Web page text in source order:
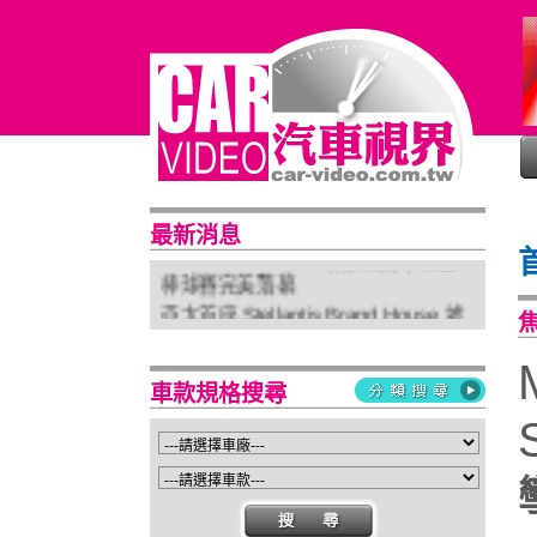
最新消息
進化未來
「HOME RUN」少棒第三屆中華盃
棒球賽完美落幕
亞太首座 Stellantis Brand House 據
點台中亮相
Isuzu屏東2S新據點開幕 強化南台灣
服務網絡
車款規格搜尋